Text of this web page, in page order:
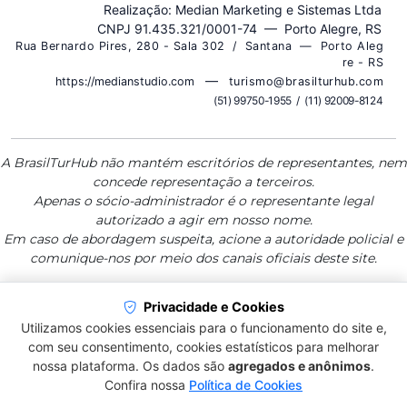
Realização: Median Marketing e Sistemas Ltda
CNPJ 91.435.321/0001-74 — Porto Alegre, RS
R u a B e r n a r d o P i r e s , 2 8 0 - S a l a 3 0 2 / S a n t a n a — P o r t o A l e g
r e - R S
https://medianstudio.com
— t u r i s m o @ b r a s i l t u r h u b . c o m
( 5 1 ) 9 9 7 5 0 - 1 9 5 5 / ( 1 1 ) 9 2 0 0 9 - 8 1 2 4
A BrasilTurHub não mantém escritórios de representantes, nem
concede representação a terceiros.
Apenas o sócio-administrador é o representante legal
autorizado a agir em nosso nome.
Em caso de abordagem suspeita, acione a autoridade policial e
comunique-nos por meio dos canais oficiais deste site.
BrasilTurHub — Plataforma de Informação
Qualificada para Destinos, Serviços e
Viagens
Privacidade e Cookies
Utilizamos cookies essenciais para o funcionamento do site e,
com seu consentimento, cookies estatísticos para melhorar
nossa plataforma. Os dados são agregados e anônimos.
Confira nossa Política de Cookies